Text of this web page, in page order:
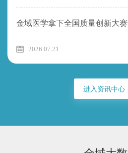
金域医学拿下全国质量创新大
2026.07.21
进入资讯中心